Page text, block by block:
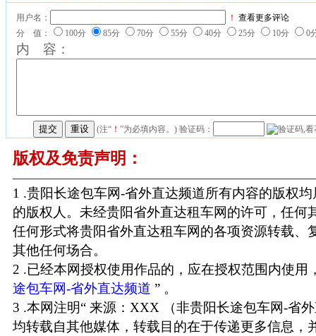
用户名： ！ 查看更多评论
分 值：
100分 85分 70分 55分 40分 25分 10分 0
内 容：
(注“ ！ ”为必填内容。) 验证码：
版权及免责声明：
1 .贵阳长途包车网-省外直达频道所有内容的版权
的版权人。未经贵阳省外直达租车网的许可，任何
任何形式将贵阳省外直达租车网的各项资源转载、
其他任何场合。
2 .已经本网授权使用作品的，应在授权范围内使用
途包车网-省外直达频道 ” 。
3 .本网注明“ 来源：XXX （非贵阳长途包车网-省
均转载自其他媒体，转载目的在于传递更多信息，